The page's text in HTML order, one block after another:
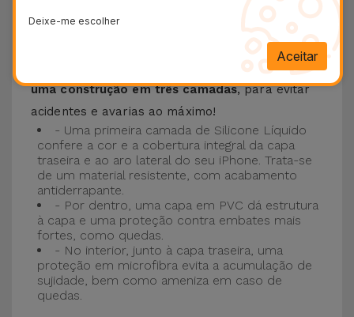
Capas Silicone iPhone contam com
uma construção robusta e de qualidade, com
uma construção em três camadas, para evitar
acidentes e avarias ao máximo!
- Uma primeira camada de Silicone Líquido
confere a cor e a cobertura integral da capa
traseira e ao aro lateral do seu iPhone. Trata-se
de um material resistente, com acabamento
antiderrapante.
- Por dentro, uma capa em PVC dá estrutura
à capa e uma proteção contra embates mais
fortes, como quedas.
- No interior, junto à capa traseira, uma
proteção em microfibra evita a acumulação de
sujidade, bem como ameniza em caso de
quedas.
Deixe-me escolher
Aceitar